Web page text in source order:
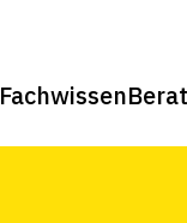
Fachwissen